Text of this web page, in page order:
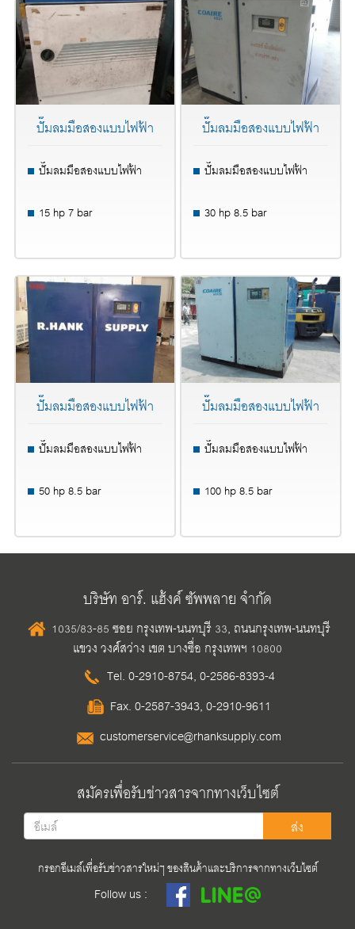
ปั๊มลมมือสองแบบไฟฟ้า
ปั๊มลมมือสองแบบไฟฟ้า
15 hp 7 bar
ปั๊มลมมือสองแบบไฟฟ้า
ปั๊มลมมือสองแบบไฟฟ้า
30 hp 8.5 bar
ปั๊มลมมือสองแบบไฟฟ้า
ปั๊มลมมือสองแบบไฟฟ้า
50 hp 8.5 bar
ปั๊มลมมือสองแบบไฟฟ้า
ปั๊มลมมือสองแบบไฟฟ้า
100 hp 8.5 bar
บริษัท อาร์. แฮ้งค์ ซัพพลาย จำกัด
1035/83-85 ซอย กรุงเทพ-นนทบุรี 33, ถนนกรุงเทพ-นนทบุรี
แขวง วงศ์สว่าง เขต บางซื่อ กรุงเทพฯ 10800
Tel.0-2910-8754,0-2586-8393-4
Fax. 0-2587-3943, 0-2910-9611
customerservice@rhanksupply.com
สมัครเพื่อรับข่าวสารจากทางเว็บไซต์
ส่ง
กรอกอีเมล์เพื่อรับข่าวสารใหม่ๆ ของสินค้าและบริการจากทางเว็บไซต์
Follow us :